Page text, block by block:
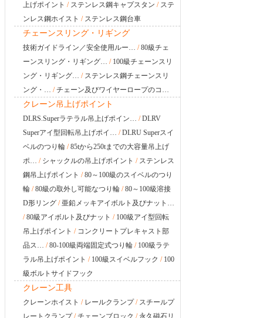
上げポイント / ステンレス鋼キャプスタン / ステ
ンレス鋼ホイスト / ステンレス鋼台車
チェーンスリング・リギング
技術ガイドライン／安全使用ルー… /80級チェ
ーンスリング・リギング… / 100級チェーンスリ
ング・リギング… / ステンレス鋼チェーンスリ
ング・… /チェーン及びワイヤーロープのコ…
クレーン吊上げポイント
DLRS.Superラテラル吊上げポイン… /DLRV
Superアイ型回転吊上げポイ… /DLRU Superスイ
ベルのつり輪 /85tから250tまでの大容量吊上げ
ポ… / シャックルの吊上げポイント / ステンレス
鋼吊上げポイント /80～100級のスイベルのつり
輪 /80級の取外し可能なつり輪 /80～100級溶接
D形リング / 亜鉛メッキアイボルト及びナット…
/80級アイボルト及びナット / 100級アイ型回転
吊上げポイント / コンクリートプレキャスト部
品ス… /80-100級両端固定式つり輪 / 100級ラテ
ラル吊上げポイント / 100級スイベルフック / 100
級ボルトサイドフック
クレーン工具
クレーンホイスト / レールクランプ/ スチールプ
レートクランプ/チェーンブロック /永久磁石リ